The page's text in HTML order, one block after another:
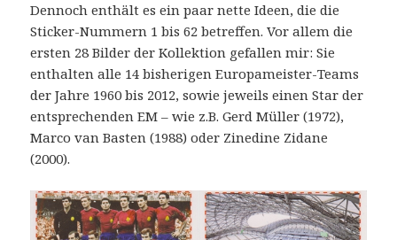
Dennoch enthält es ein paar nette Ideen, die die
Sticker-Nummern 1 bis 62 betreffen. Vor allem die
ersten 28 Bilder der Kollektion gefallen mir: Sie
enthalten alle 14 bisherigen Europameister-Teams
der Jahre 1960 bis 2012, sowie jeweils einen Star der
entsprechenden EM – wie z.B. Gerd Müller (1972),
Marco van Basten (1988) oder Zinedine Zidane
(2000).